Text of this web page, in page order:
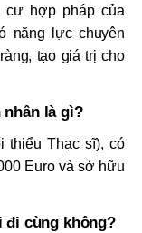
cư hợp pháp của
năng lực chuyên
tạo giá trị cho
là gì?
thiểu Thạc sĩ), có
Euro và sở hữu
đi cùng không?